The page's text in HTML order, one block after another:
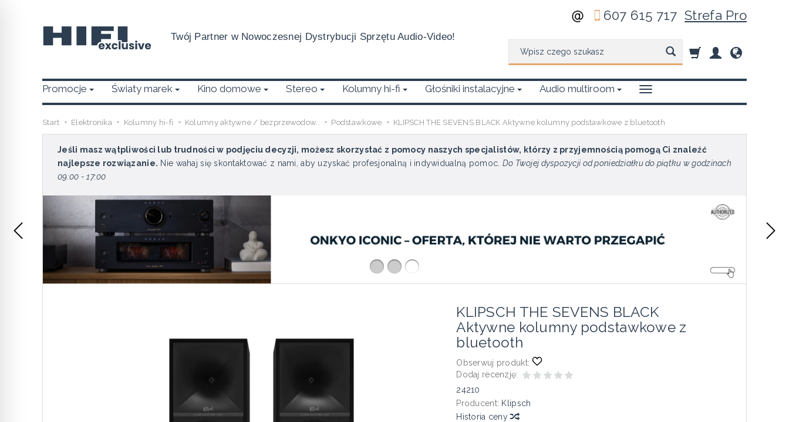
Twój Partner w Nowoczesnej Dystrybucji Sprzętu Audio-Video!
607 615 717Strefa Pro
Promocje Światy marek Kino domowe Stereo Kolumny hi-fi Głośniki instalacyjne Audio multiroom
Start Elektronika Kolumny hi-fi Kolumny aktywne / bezprzewodow.. Podstawkowe KLIPSCH THE SEVENS BLACK Aktywne kolumny podstawkowe z bluetooth
Jeśli masz wątpliwości lub trudności w podjęciu decyzji, możesz skorzystać z pomocy naszych specjalistów, którzy z przyjemnością pomogą Ci znaleźć
najlepsze rozwiązanie. Nie wahaj się skontaktować z nami, aby uzyskać profesjonalną i indywidualną pomoc. Do Twojej dyspozycji od poniedziałku do piątku w godzinach
09:00 - 17:00
KLIPSCH THE SEVENS BLACK
Aktywne kolumny podstawkowe z
bluetooth
Obserwuj produkt:
Dodaj recenzję:
24210
Producent: Klipsch
Historia ceny